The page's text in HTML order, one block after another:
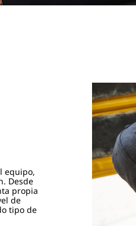
equipo,
Desde
propia
de
tipo de